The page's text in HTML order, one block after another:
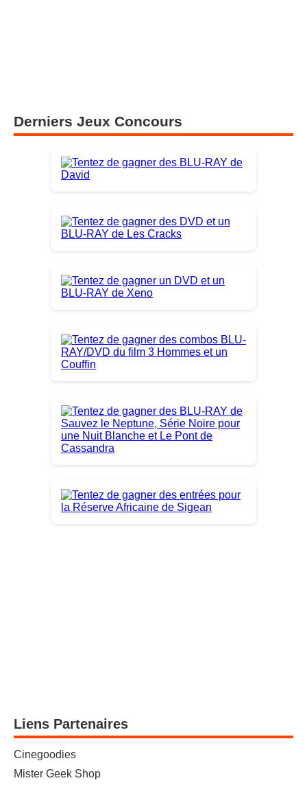
Derniers Jeux Concours
Liens Partenaires
Cinegoodies
Mister Geek Shop